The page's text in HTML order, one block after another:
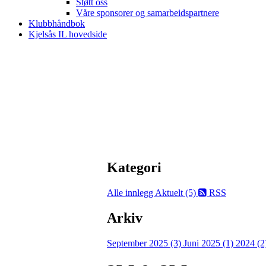
Støtt oss
Våre sponsorer og samarbeidspartnere
Klubbhåndbok
Kjelsås IL hovedside
Kategori
Alle innlegg Aktuelt (5) RSS
Arkiv
September 2025 (3) Juni 2025 (1) 2024